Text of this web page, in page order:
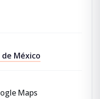
de México
Maps